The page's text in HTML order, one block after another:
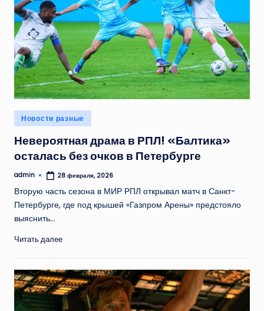
Опубликовано
в
Новости разные
Невероятная драма в РПЛ! «Балтика»
осталась без очков в Петербурге
Запись
admin 28 февраля, 2026
Вторую часть сезона в МИР РПЛ открывал матч в Санкт-
Петербурге, где под крышей «Газпром Арены» предстояло
выяснить…
Читать далее